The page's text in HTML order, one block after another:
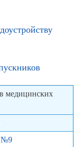
медицинских
№9